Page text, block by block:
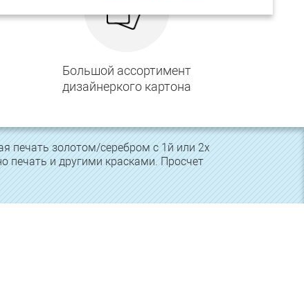
Большой ассортимент
дизайнеркого картона
печать золотом/серебром с 1й или 2х
печать и другими красками. Просчет